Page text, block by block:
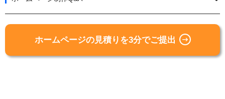
ホームページの見積りを3分でご提出